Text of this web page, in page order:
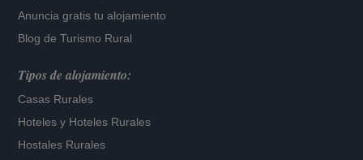
Anuncia gratis tu alojamiento
Blog de Turismo Rural
Tipos de alojamiento:
Casas Rurales
Hoteles y Hoteles Rurales
Hostales Rurales